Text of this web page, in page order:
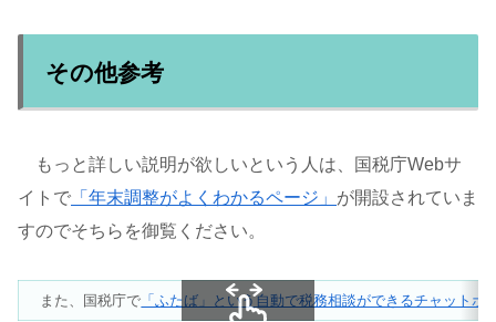
その他参考
もっと詳しい説明が欲しいという人は、国税庁Webサ
イトで 「年末調整がよくわかるページ」 が開設されていま
すのでそちらを御覧ください。
また、国税庁で 「ふたば」という自動で税務相談ができるチャットボ